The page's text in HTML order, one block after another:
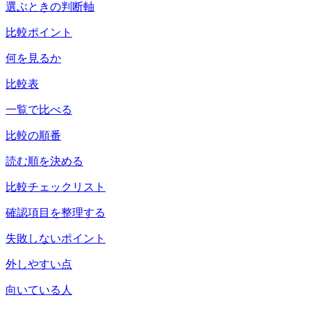
選ぶときの判断軸
比較ポイント
何を見るか
比較表
一覧で比べる
比較の順番
読む順を決める
比較チェックリスト
確認項目を整理する
失敗しないポイント
外しやすい点
向いている人